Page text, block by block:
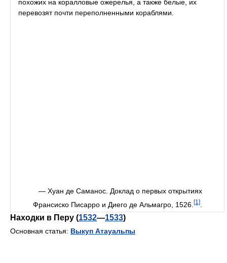
похожих на коралловые ожерелья, а также белые, их
перевозят почти переполненными кораблями.
— Хуан де Саманос. Доклад о первых открытиях
Франсиско Писарро и Диего де Альмагро, 1526. [1]
Находки в Перу (1532—1533)
Основная статья: Выкуп Атауальпы